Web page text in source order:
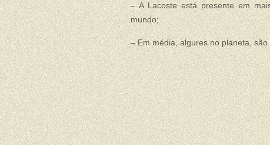
– A Lacoste está presente em
mundo;
– Em média, algures no planeta,